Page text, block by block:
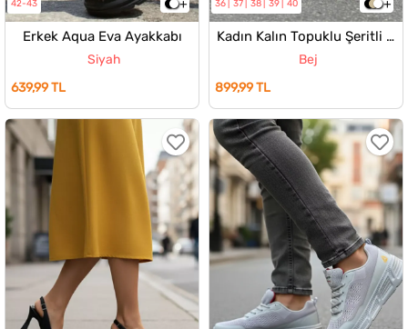
42-43
Erkek Aqua Eva Ayakkabı
Siyah
639,99 TL
36 37 38 39 40
Kadın Kalın Topuklu Şeritli Terlik
Bej
899,99 TL